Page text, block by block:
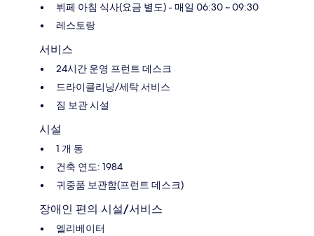
뷔페 아침 식사(요금 별도) - 매일 06:30 ~ 09:30
레스토랑
서비스
24시간 운영 프런트 데스크
드라이클리닝/세탁 서비스
짐 보관 시설
시설
1 개 동
건축 연도: 1984
귀중품 보관함(프런트 데스크)
장애인 편의 시설/서비스
엘리베이터